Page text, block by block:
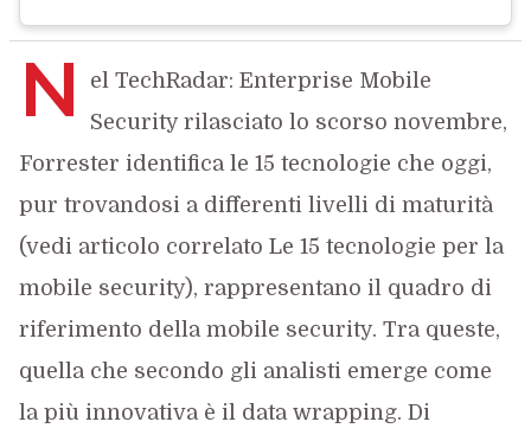
N
el TechRadar: Enterprise Mobile
Security rilasciato lo scorso novembre,
Forrester identifica le 15 tecnologie che oggi,
pur trovandosi a differenti livelli di maturità
(vedi articolo correlato Le 15 tecnologie per la
mobile security), rappresentano il quadro di
riferimento della mobile security. Tra queste,
quella che secondo gli analisti emerge come
la più innovativa è il data wrapping. Di